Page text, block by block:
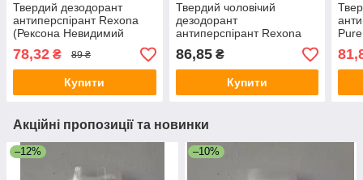
Твердий дезодорант
антиперспірант Rexona
(Рексона Невидимий
прозорий кристал) 40 мл.
78,32 ₴ 89 ₴
Купити
Твердий чоловічий
дезодорант
антиперспірант Rexona
Fresh Power (Рексона
свіжість) 50 мл.
86,85₴
Купити
Акційні пропозиції та новинки
–12% –10%